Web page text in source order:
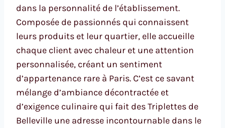
dans la personnalité de l’établissement.
Composée de passionnés qui connaissent
leurs produits et leur quartier, elle accueille
chaque client avec chaleur et une attention
personnalisée, créant un sentiment
d’appartenance rare à Paris. C’est ce savant
mélange d’ambiance décontractée et
d’exigence culinaire qui fait des Triplettes de
Belleville une adresse incontournable dans le